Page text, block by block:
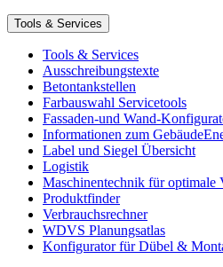
Tools & Services
Tools & Services
Ausschreibungstexte
Betontankstellen
Farbauswahl Servicetools
Fassaden-und Wand-
Informationen zum
Label und Siegel Übersicht
Logistik
Maschinentechnik für optimale
Produktfinder
Verbrauchsrechner
WDVS Planungsatlas
Konfigurator für Dübel &